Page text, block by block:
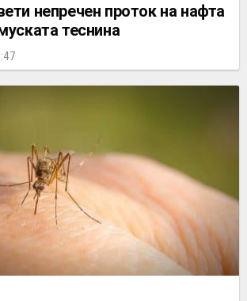
непречен проток на нафта
теснина